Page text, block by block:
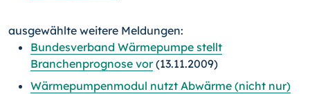
ausgewählte weitere Meldungen:
Bundesverband Wärmepumpe stellt
Branchenprognose vor(13.11.2009)
Wärmepumpenmodul nutzt Abwärme (nicht nur)